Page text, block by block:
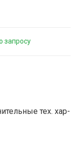
запросу
тех. хар-